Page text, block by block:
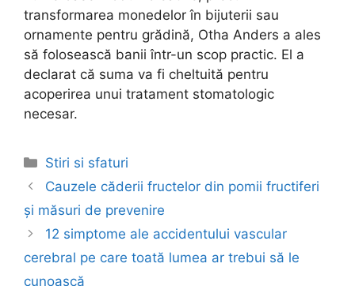
transformarea monedelor în bijuterii sau
ornamente pentru grădină, Otha Anders a ales
să folosească banii într-un scop practic. El a
declarat că suma va fi cheltuită pentru
acoperirea unui tratament stomatologic
necesar.
Categories
Stiri si sfaturi
Post
navigation
Cauzele căderii fructelor din pomii fructiferi
și măsuri de prevenire
12 simptome ale accidentului vascular
cerebral pe care toată lumea ar trebui să le
cunoască